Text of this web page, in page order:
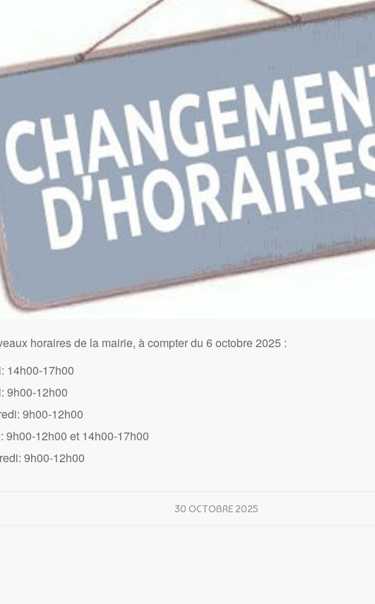
horaires de la mairie, à compter du 6 octobre 2025 :
14h00-17h00
9h00-12h00
9h00-12h00
9h00-12h00 et 14h00-17h00
9h00-12h00
30 OCTOBRE 2025